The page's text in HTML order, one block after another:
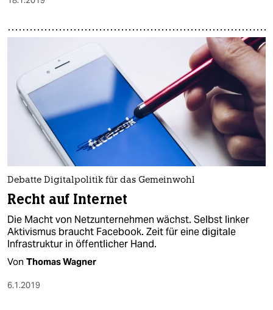
Debatte Digitalpolitik für das Gemeinwohl
Recht auf Internet
Die Macht von Netzunternehmen wächst. Selbst linker
Aktivismus braucht Facebook. Zeit für eine digitale
Infrastruktur in öffentlicher Hand.
Von Thomas Wagner
6.1.2019